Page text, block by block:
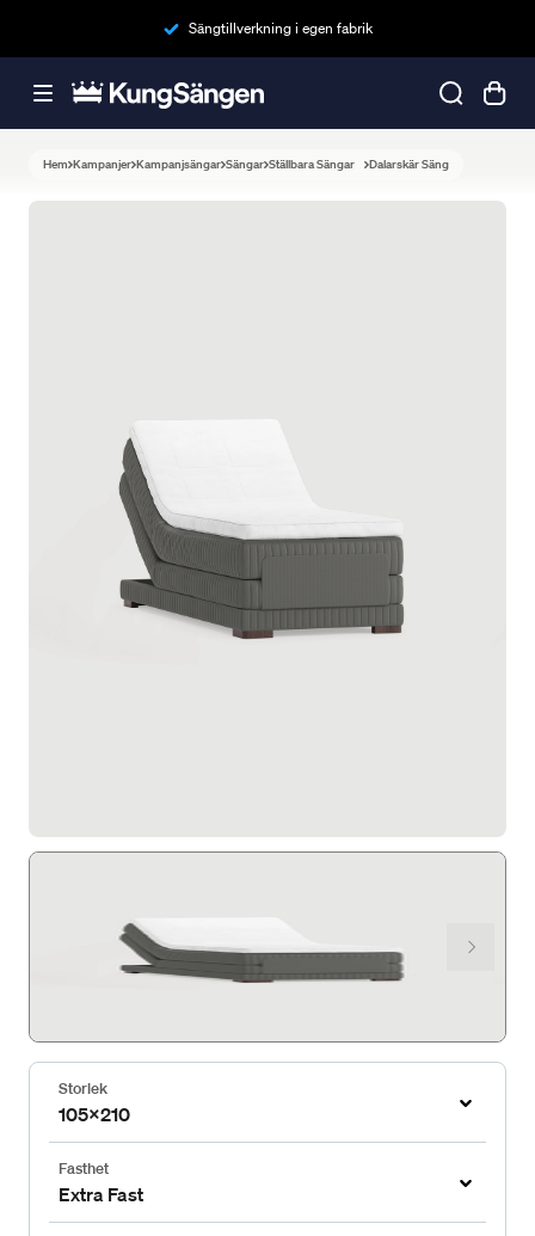
Sängtillverkning i egen fabrik
Hem Kampanjer Kampanjsängar Sängar Ställbara Sängar Dalarskär Säng
Storlek
105x210
Fasthet
Extra Fast